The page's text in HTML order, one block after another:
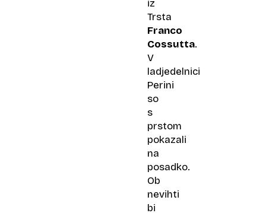
iz
Trsta
Franco
Cossutta.
V
ladjedelnici
Perini
so
s
prstom
pokazali
na
posadko.
Ob
nevihti
bi